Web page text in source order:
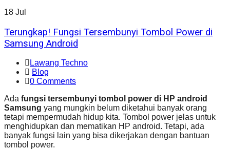
18 Jul
Terungkap! Fungsi Tersembunyi Tombol Power di
Samsung Android
Lawang Techno
Blog
0 Comments
Ada fungsi tersembunyi tombol power di HP android
Samsung yang mungkin belum diketahui banyak orang
tetapi mempermudah hidup kita. Tombol power jelas untuk
menghidupkan dan mematikan HP android. Tetapi, ada
banyak fungsi lain yang bisa dikerjakan dengan bantuan
tombol power.